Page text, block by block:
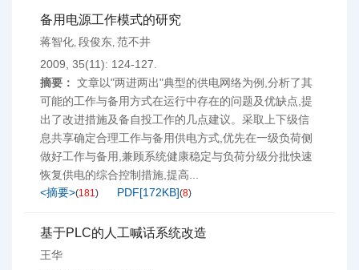
备用电源工作模式的研究
蒋智化, 段俊东, 范不井
2009, 35(11): 124-127.
摘要： 文章以"两进两出"典型的供电网络为例,分析了其
可能的工作与备用方式在运行中存在的问题及优缺点,提
出了改进措施及备自投工作的几点建议。采取上下级信
息共享确定合理工作与备用供电方式,优先在一级负荷侧
做好工作与备用,兼顾系统健康稳定与负荷分级分批快速
恢复供电的综合控制措施,提高...
<摘要>(181) PDF[172KB](8)
基于PLC的人工喊话系统改造
王华